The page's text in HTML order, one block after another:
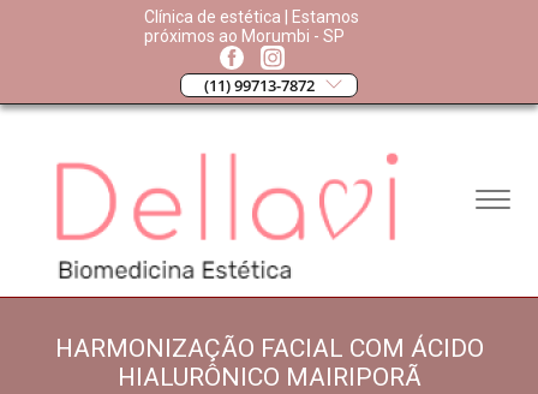
Clínica de estética | Estamos
próximos ao Morumbi - SP
(11) 99713-7872
HARMONIZAÇÃO FACIAL COM ÁCIDO
HIALURÔNICO MAIRIPORÃ